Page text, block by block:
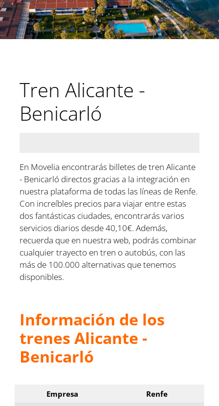
Tren Alicante -
Benicarló
En Movelia encontrarás billetes de tren Alicante
- Benicarló directos gracias a la integración en
nuestra plataforma de todas las líneas de Renfe.
Con increíbles precios para viajar entre estas
dos fantásticas ciudades, encontrarás varios
servicios diarios desde 40,10€. Además,
recuerda que en nuestra web, podrás combinar
cualquier trayecto en tren o autobús, con las
más de 100.000 alternativas que tenemos
disponibles.
Información de los
trenes Alicante -
Benicarló
Empresa Renfe